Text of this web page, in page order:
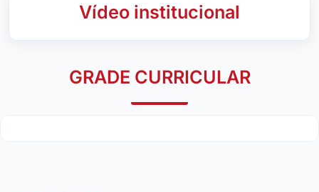
Vídeo institucional
GRADE CURRICULAR